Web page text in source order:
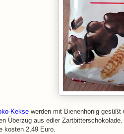
Kekse werden mit Bienenhonig
Überzug aus edler Zartbitterschokolade.
kosten 2,49 Euro.